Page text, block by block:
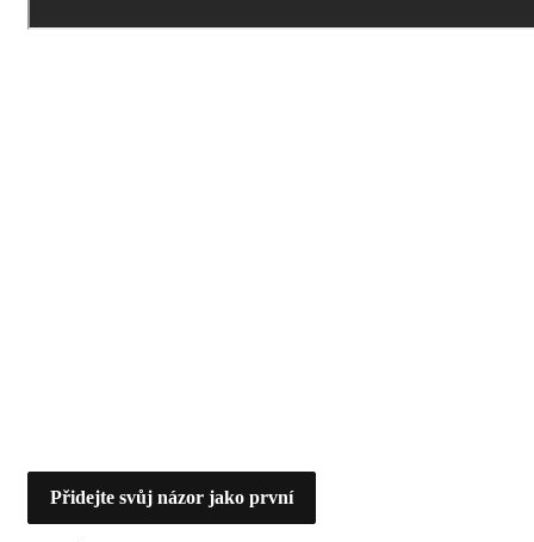
Přidejte svůj názor jako první